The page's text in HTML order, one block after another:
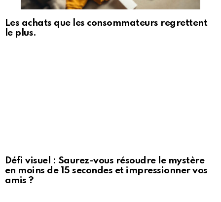
Les achats que les consommateurs regrettent
le plus.
Défi visuel : Saurez-vous résoudre le mystère
en moins de 15 secondes et impressionner vos
amis ?